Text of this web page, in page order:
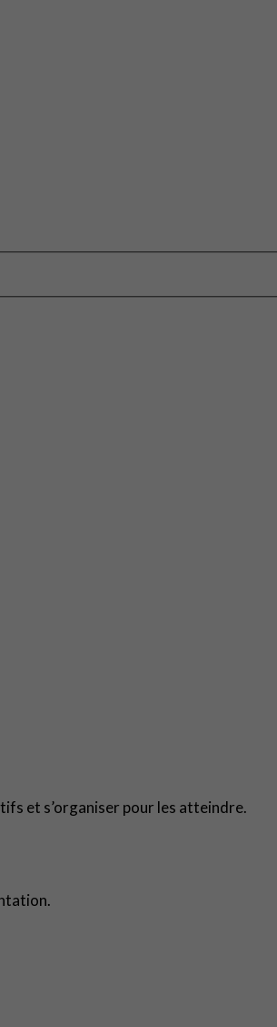
et s’organiser pour les atteindre.